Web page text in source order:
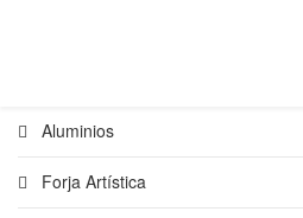
Aluminios
Forja Artística